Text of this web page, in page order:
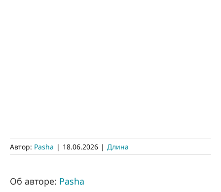
Автор: Pasha | 18.06.2026 | Длина
Об авторе: Pasha